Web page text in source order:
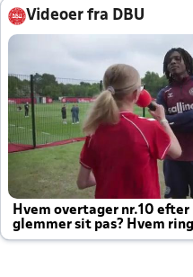
Videoer fra DBU
Hvem overtager nr.10 efter
glemmer sit pas? Hvem
altid til efter kampe?